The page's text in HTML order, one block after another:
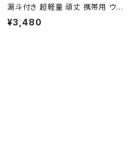
漏斗付き 超軽量 頑丈 携帯用 ウイ
スキー ボトル ヒップフラスコ 水筒 ソ
¥3,480